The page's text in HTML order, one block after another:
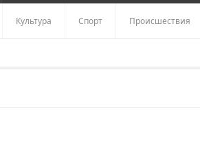
Культура Спорт Происшествия